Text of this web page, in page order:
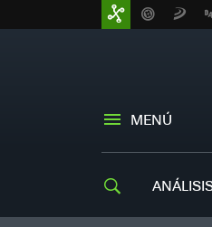
MENÚ